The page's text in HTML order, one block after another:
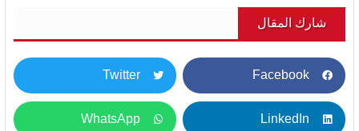
شارك المقال
Facebook
Twitter
LinkedIn
WhatsApp